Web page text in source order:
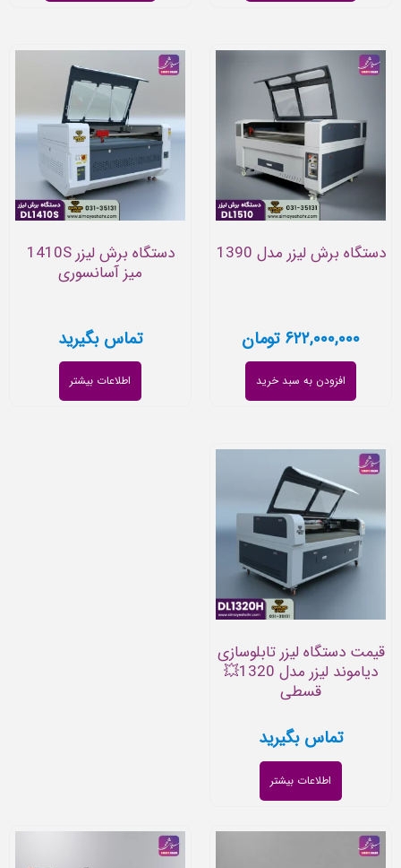
دستگاه برش لیزر مدل 1390
۶۲۲,۰۰۰,۰۰۰ تومان
افزودن به سبد خرید
دستگاه برش لیزر 1410S
میز آسانسوری
تماس بگیرید
اطلاعات بیشتر
قیمت دستگاه لیزر تابلوسازی
دیاموند لیزر مدل 1320💥
قسطی
تماس بگیرید
اطلاعات بیشتر